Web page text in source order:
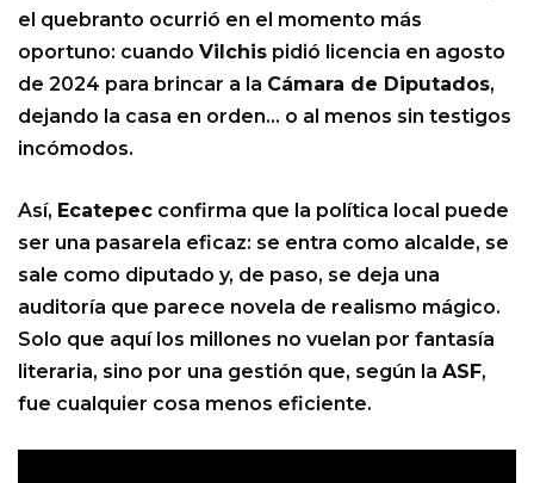
el quebranto ocurrió en el momento más
oportuno: cuando Vilchis pidió licencia en agosto
de 2024 para brincar a la Cámara de Diputados,
dejando la casa en orden… o al menos sin testigos
incómodos.
Así, Ecatepec confirma que la política local puede
ser una pasarela eficaz: se entra como alcalde, se
sale como diputado y, de paso, se deja una
auditoría que parece novela de realismo mágico.
Solo que aquí los millones no vuelan por fantasía
literaria, sino por una gestión que, según la ASF,
fue cualquier cosa menos eficiente.